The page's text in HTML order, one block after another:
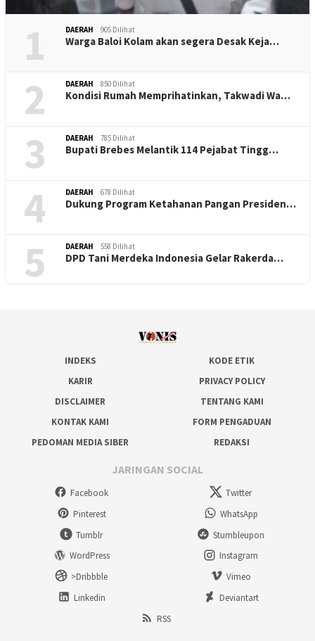
1 DAERAH 905 Dilihat
Warga Baloi Kolam akan segera Desak Keja…
2 DAERAH 850 Dilihat
Kondisi Rumah Memprihatinkan, Takwadi Wa…
3 DAERAH 785 Dilihat
Bupati Brebes Melantik 114 Pejabat Tingg…
4 DAERAH 678 Dilihat
Dukung Program Ketahanan Pangan Presiden…
5 DAERAH 558 Dilihat
DPD Tani Merdeka Indonesia Gelar Rakerda…
INDEKS
KODE ETIK
KARIR
PRIVACY POLICY
DISCLAIMER
TENTANG KAMI
KONTAK KAMI
FORM PENGADUAN
PEDOMAN MEDIA SIBER
REDAKSI
JARINGAN SOCIAL
Facebook
Twitter
Pinterest
WhatsApp
Tumblr
Stumbleupon
WordPress
Instagram
>Dribbble
Vimeo
Linkedin
Deviantart
RSS